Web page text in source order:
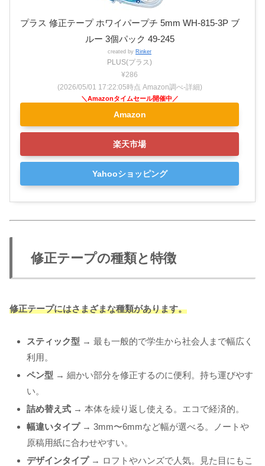
プラス 修正テープ ホワイパープチ 5mm WH-815-3P ブ
ルー 3個パック 49-245
created by Rinker
PLUS(プラス)
¥286
(2026/05/01 17:22:05時点 Amazon調べ-詳細)
Amazon
楽天市場
Yahooショッピング
修正テープの種類と特徴
修正テープにはさまざまな種類があります。
スティック型 → 最も一般的で学生から社会人まで幅広く
利用。
ペン型 → 細かい部分を修正するのに便利。持ち運びやす
い。
詰め替え式 → 本体を繰り返し使える。エコで経済的。
幅違いタイプ→ 3mm〜6mmなど幅が選べる。ノートや
原稿用紙に合わせやすい。
デザインタイプ→ ロフトやハンズで人気。見た目にもこ